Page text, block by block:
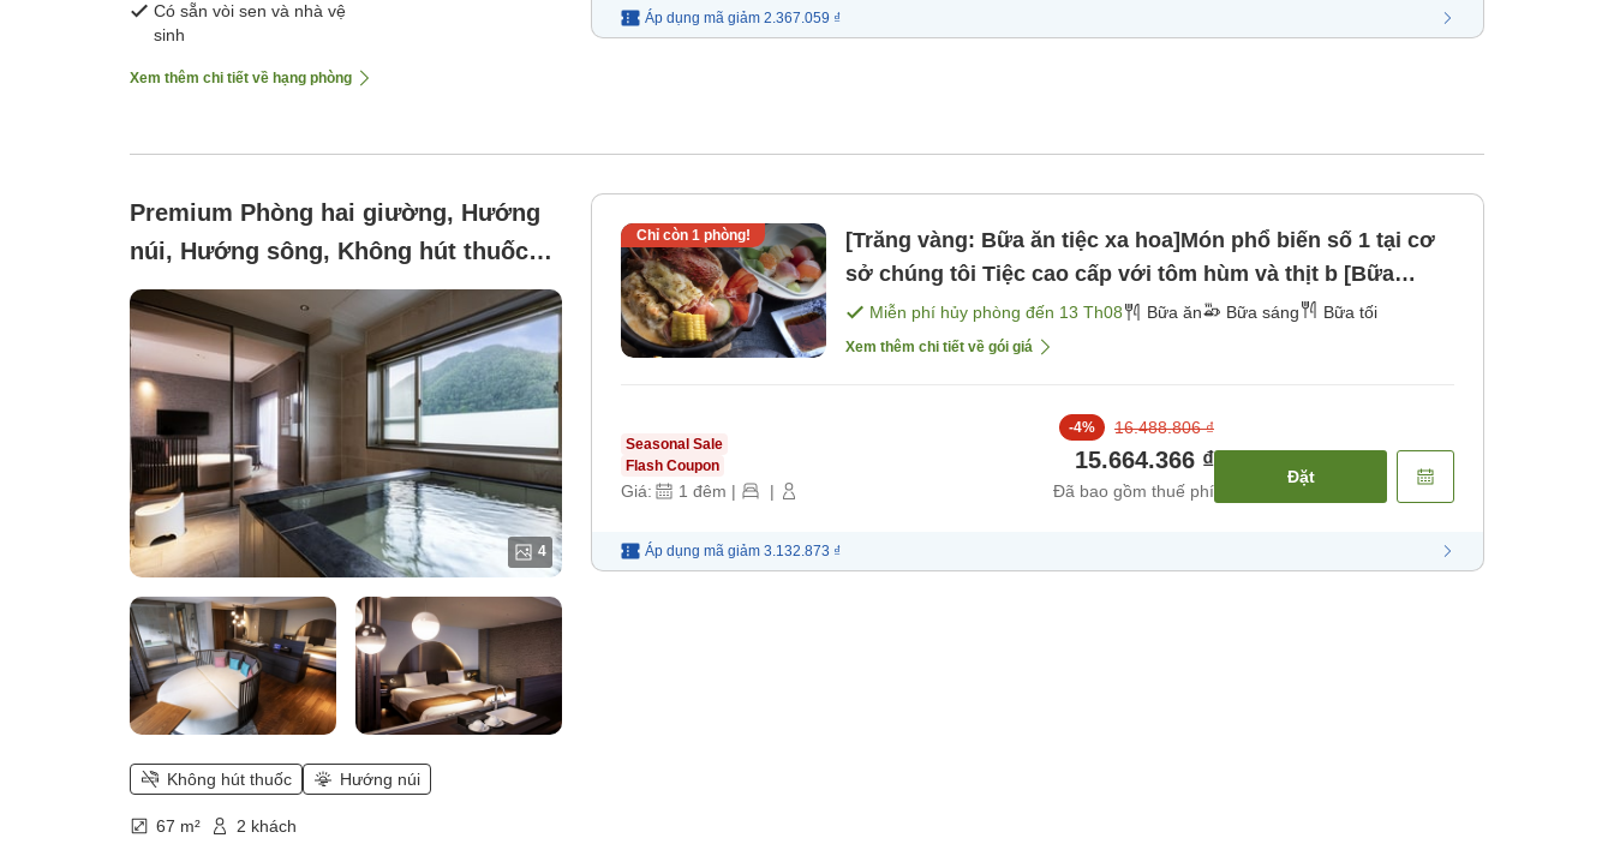
Có sẵn vòi sen và nhà vệ
sinh
Xem thêm chi tiết về hạng phòng
Áp dụng mã giảm 2.367.059 ₫
Premium Phòng hai giường, Hướng
núi, Hướng sông, Không hút thuốc
(Phòng khách được làm mới)
4
Không hút thuốc Hướng núi
67 m² 2 khách
Chỉ còn 1phòng!
[Trăng vàng: Bữa ăn tiệc xa hoa]Món phổ biến số 1 tại cơ
sở chúng tôi Tiệc cao cấp với tôm hùm và thịt b [Bữa
sáng] [Bữa tối]
Miễn phí hủy phòng đến 13 Th08 Bữa ăn Bữa sáng Bữa tối
Xem thêm chi tiết về gói giá
Seasonal Sale
Flash Coupon
Giá: 1 đêm | |
-4% 16.488.806 ₫
15.664.366 ₫
Đã bao gồm thuế phí
Đặt
Áp dụng mã giảm 3.132.873 ₫